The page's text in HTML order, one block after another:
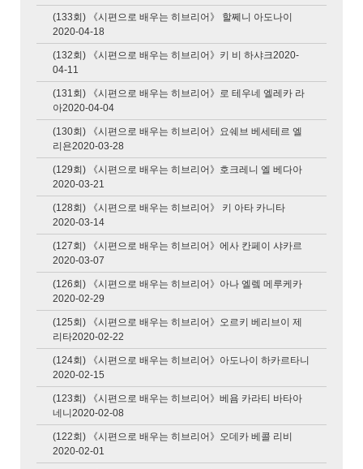
(133회) 《시편으로 배우는 히브리어》 할쩨니 아도나이
2020-04-18
(132회) 《시편으로 배우는 히브리어》키 비 하샤크2020-
04-11
(131회) 《시편으로 배우는 히브리어》로 테우네 엘레카 라
아2020-04-04
(130회) 《시편으로 배우는 히브리어》요쉐브 베세테르 엘
리욘2020-03-28
(129회) 《시편으로 배우는 히브리어》호크레니 엘 베다아
2020-03-21
(128회) 《시편으로 배우는 히브리어》 키 아타 카니타
2020-03-14
(127회) 《시편으로 배우는 히브리어》에사 칸페이 샤카르
2020-03-07
(126회) 《시편으로 배우는 히브리어》아나 엘렠 메루케카
2020-02-29
(125회) 《시편으로 배우는 히브리어》오르키 베리브이 제
리타2020-02-22
(124회) 《시편으로 배우는 히브리어》아도나이 하카르타니
2020-02-15
(123회) 《시편으로 배우는 히브리어》베욤 카라티 바타아
네니2020-02-08
(122회) 《시편으로 배우는 히브리어》오데카 베콜 리비
2020-02-01